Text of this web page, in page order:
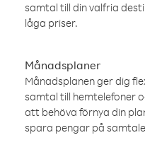
samtal till din valfria
låga priser.
Månadsplaner
Månadsplanen ger dig
samtal till hemtelefoner
att behöva förnya din
spara pengar på